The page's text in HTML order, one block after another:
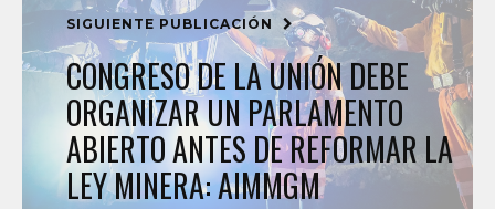
SIGUIENTE PUBLICACIÓN
CONGRESO DE LA UNIÓN DEBE
ORGANIZAR UN PARLAMENTO
ABIERTO ANTES DE REFORMAR LA
LEY MINERA: AIMMGM